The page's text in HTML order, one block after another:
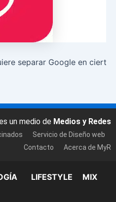
separar Google en
un medio de Medios y Redes
Servicio de Diseño web
Contacto
Acerca de MyR
LIFESTYLE MIX